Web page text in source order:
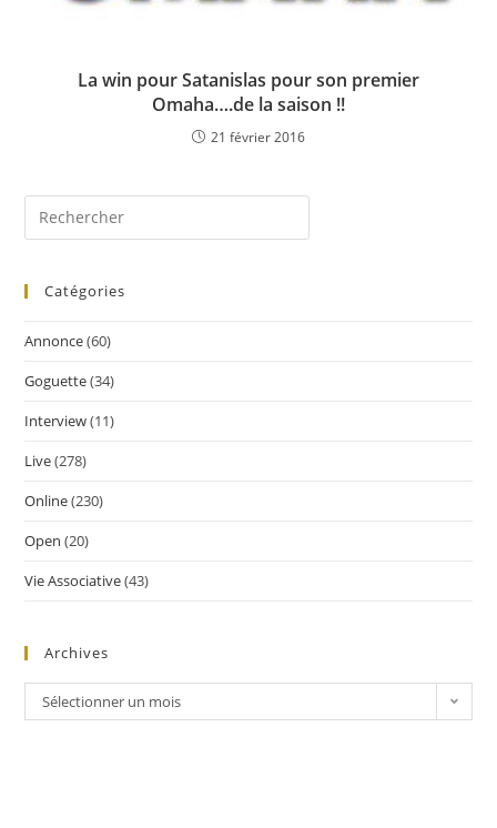
La win pour Satanislas pour son premier
Omaha….de la saison !!
21 février 2016
Catégories
Annonce(60)
Goguette(34)
Interview(11)
Live(278)
Online(230)
Open (20)
Vie Associative(43)
Archives
Sélectionner un mois